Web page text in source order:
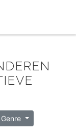
Genre